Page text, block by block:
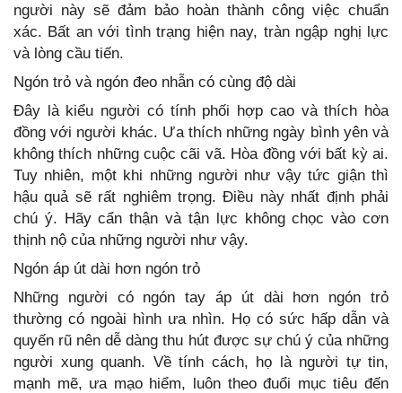
người này sẽ đảm bảo hoàn thành công việc chuẩn
xác. Bất an với tình trạng hiện nay, tràn ngập nghị lực
và lòng cầu tiến.
Ngón trỏ và ngón đeo nhẫn có cùng độ dài
Đây là kiểu người có tính phối hợp cao và thích hòa
đồng với người khác. Ưa thích những ngày bình yên và
không thích những cuộc cãi vã. Hòa đồng với bất kỳ ai.
Tuy nhiên, một khi những người như vậy tức giận thì
hậu quả sẽ rất nghiêm trọng. Điều này nhất định phải
chú ý. Hãy cẩn thận và tận lực không chọc vào cơn
thịnh nộ của những người như vậy.
Ngón áp út dài hơn ngón trỏ
Những người có ngón tay áp út dài hơn ngón trỏ
thường có ngoài hình ưa nhìn. Họ có sức hấp dẫn và
quyến rũ nên dễ dàng thu hút được sự chú ý của những
người xung quanh. Về tính cách, họ là người tự tin,
mạnh mẽ, ưa mạo hiểm, luôn theo đuổi mục tiêu đến